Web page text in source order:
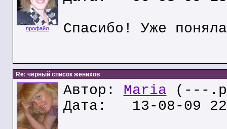
профайл
Спасибо! Уже поняла
Re: черный список женихов
Автор: Maria (---
Дата: 13-08-09